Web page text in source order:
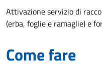
Attivazione servizio di
(erba, foglie e ramaglie) e
Come fare